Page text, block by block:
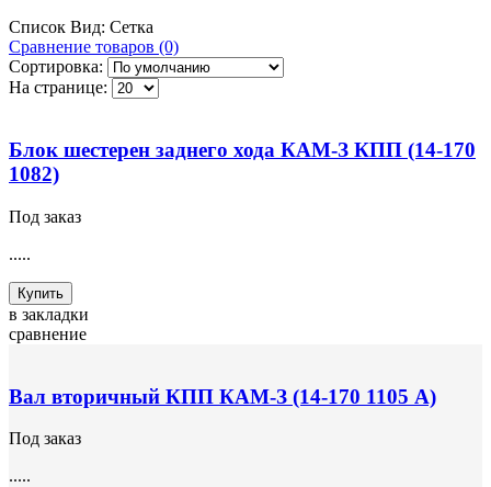
Список Вид: Сетка
Сравнение товаров (0)
Сортировка:
На странице:
Блок шестерен заднего хода КАМ-З КПП (14-170
1082)
Под заказ
.....
Купить
в закладки
сравнение
Вал вторичный КПП КАМ-З (14-170 1105 А)
Под заказ
.....